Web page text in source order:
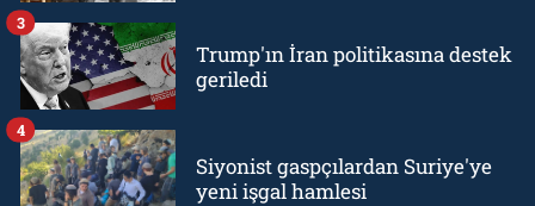
Trump'ın İran politikasına destek
geriledi
3
Siyonist gaspçılardan Suriye'ye
yeni işgal hamlesi
4